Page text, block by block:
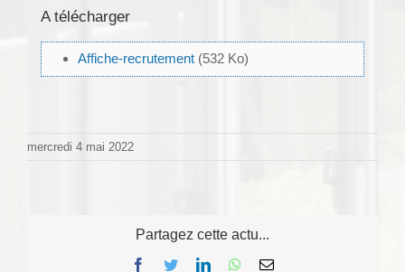
A télécharger
Affiche-recrutement (532 Ko)
mercredi 4 mai 2022
Partagez cette actu...
Facebook
TwitterLinkedInWhatsApp
Email